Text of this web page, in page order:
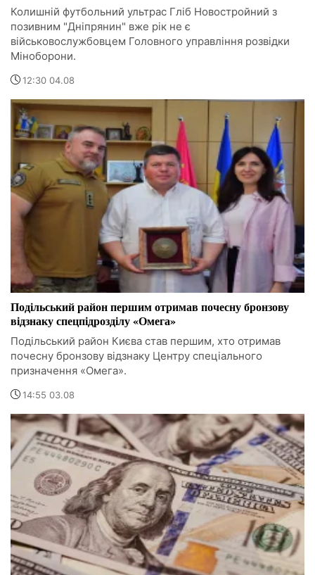
Колишній футбольний ультрас Гліб Новостройний з
позивним "Дніпрянин" вже рік не є
військовослужбовцем Головного управління розвідки
Міноборони.
12:30 04.08
Подільський район першим отримав почесну бронзову
відзнаку спецпідрозділу «Омега»
Подільський район Києва став першим, хто отримав
почесну бронзову відзнаку Центру спеціального
призначення «Омега».
14:55 03.08